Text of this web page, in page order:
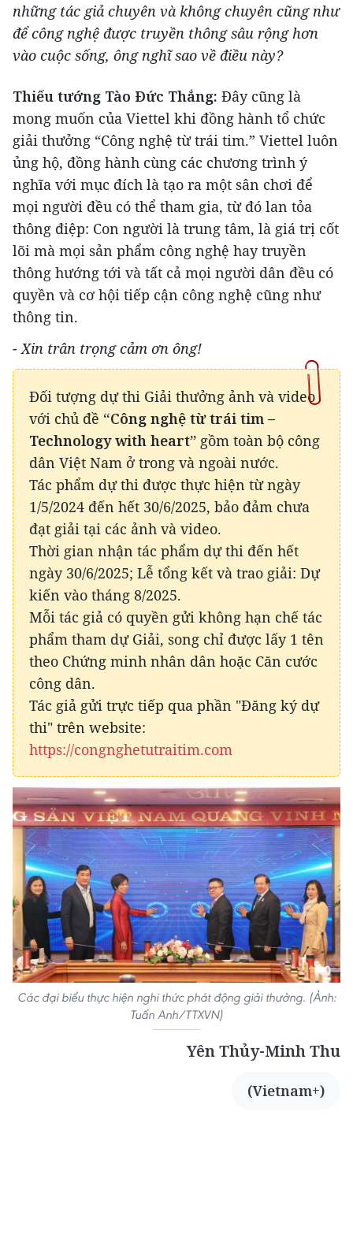
những tác giả chuyên và không chuyên cũng như
để công nghệ được truyền thông sâu rộng hơn
vào cuộc sống, ông nghĩ sao về điều này?
Thiếu tướng Tào Đức Thắng: Đây cũng là
mong muốn của Viettel khi đồng hành tổ chức
giải thưởng “Công nghệ từ trái tim.” Viettel luôn
ủng hộ, đồng hành cùng các chương trình ý
nghĩa với mục đích là tạo ra một sân chơi để
mọi người đều có thể tham gia, từ đó lan tỏa
thông điệp: Con người là trung tâm, là giá trị cốt
lõi mà mọi sản phẩm công nghệ hay truyền
thông hướng tới và tất cả mọi người dân đều có
quyền và cơ hội tiếp cận công nghệ cũng như
thông tin.
- Xin trân trọng cảm ơn ông!
Đối tượng dự thi Giải thưởng ảnh và video
với chủ đề “Công nghệ từ trái tim –
Technology with heart” gồm toàn bộ công
dân Việt Nam ở trong và ngoài nước.
Tác phẩm dự thi được thực hiện từ ngày
1/5/2024 đến hết 30/6/2025, bảo đảm chưa
đạt giải tại các ảnh và video.
Thời gian nhận tác phẩm dự thi đến hết
ngày 30/6/2025; Lễ tổng kết và trao giải: Dự
kiến vào tháng 8/2025.
Mỗi tác giả có quyền gửi không hạn chế tác
phẩm tham dự Giải, song chỉ được lấy 1 tên
theo Chứng minh nhân dân hoặc Căn cước
công dân.
Tác giả gửi trực tiếp qua phần "Đăng ký dự
thi" trên website:
https://congnghetutraitim.com
Các đại biểu thực hiện nghi thức phát động giải thưởng. (Ảnh:
Tuấn Anh/TTXVN)
Yên Thủy-Minh Thu
(Vietnam+)